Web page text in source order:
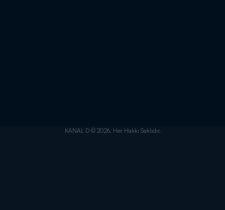
KANAL D © 2026. Her Hakkı Saklıdır.